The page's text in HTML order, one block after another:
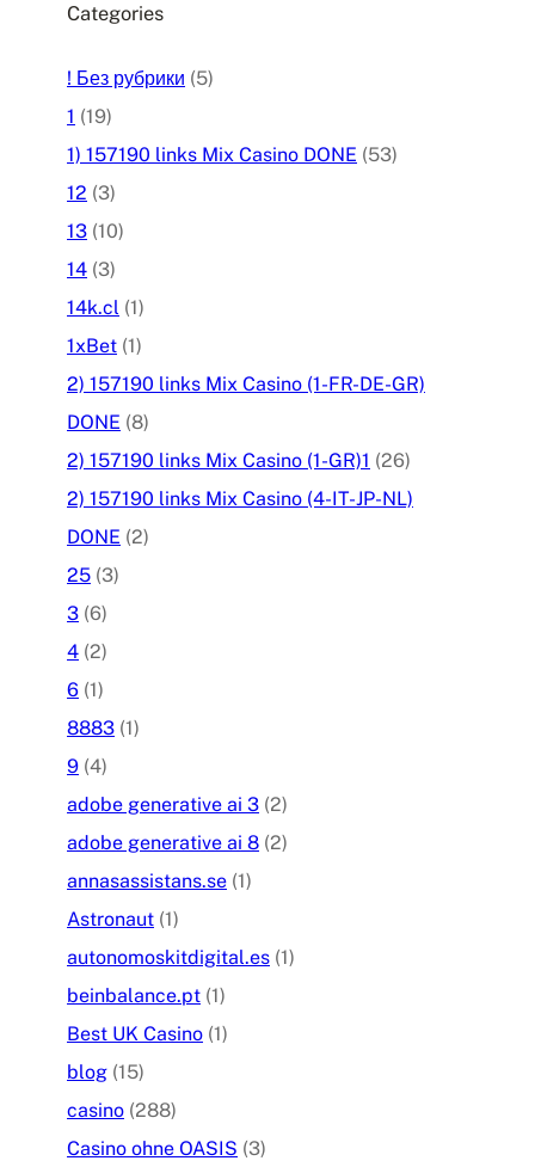
Categories
! Без рубрики (5)
1 (19)
1) 157190 links Mix Casino DONE (53)
12 (3)
13 (10)
14 (3)
14k.cl (1)
1xBet (1)
2) 157190 links Mix Casino (1-FR-DE-GR)
DONE (8)
2) 157190 links Mix Casino (1-GR)1 (26)
2) 157190 links Mix Casino (4-IT-JP-NL)
DONE (2)
25 (3)
3 (6)
4 (2)
6 (1)
8883 (1)
9 (4)
adobe generative ai 3 (2)
adobe generative ai 8 (2)
annasassistans.se (1)
Astronaut (1)
autonomoskitdigital.es (1)
beinbalance.pt (1)
Best UK Casino (1)
blog (15)
casino (288)
Casino ohne OASIS (3)